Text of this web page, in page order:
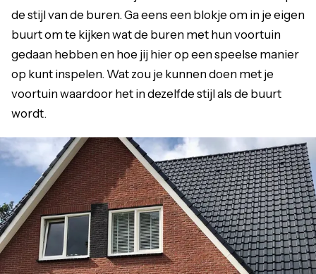
de stijl van de buren. Ga eens een blokje om in je eigen
buurt om te kijken wat de buren met hun voortuin
gedaan hebben en hoe jij hier op een speelse manier
op kunt inspelen. Wat zou je kunnen doen met je
voortuin waardoor het in dezelfde stijl als de buurt
wordt.